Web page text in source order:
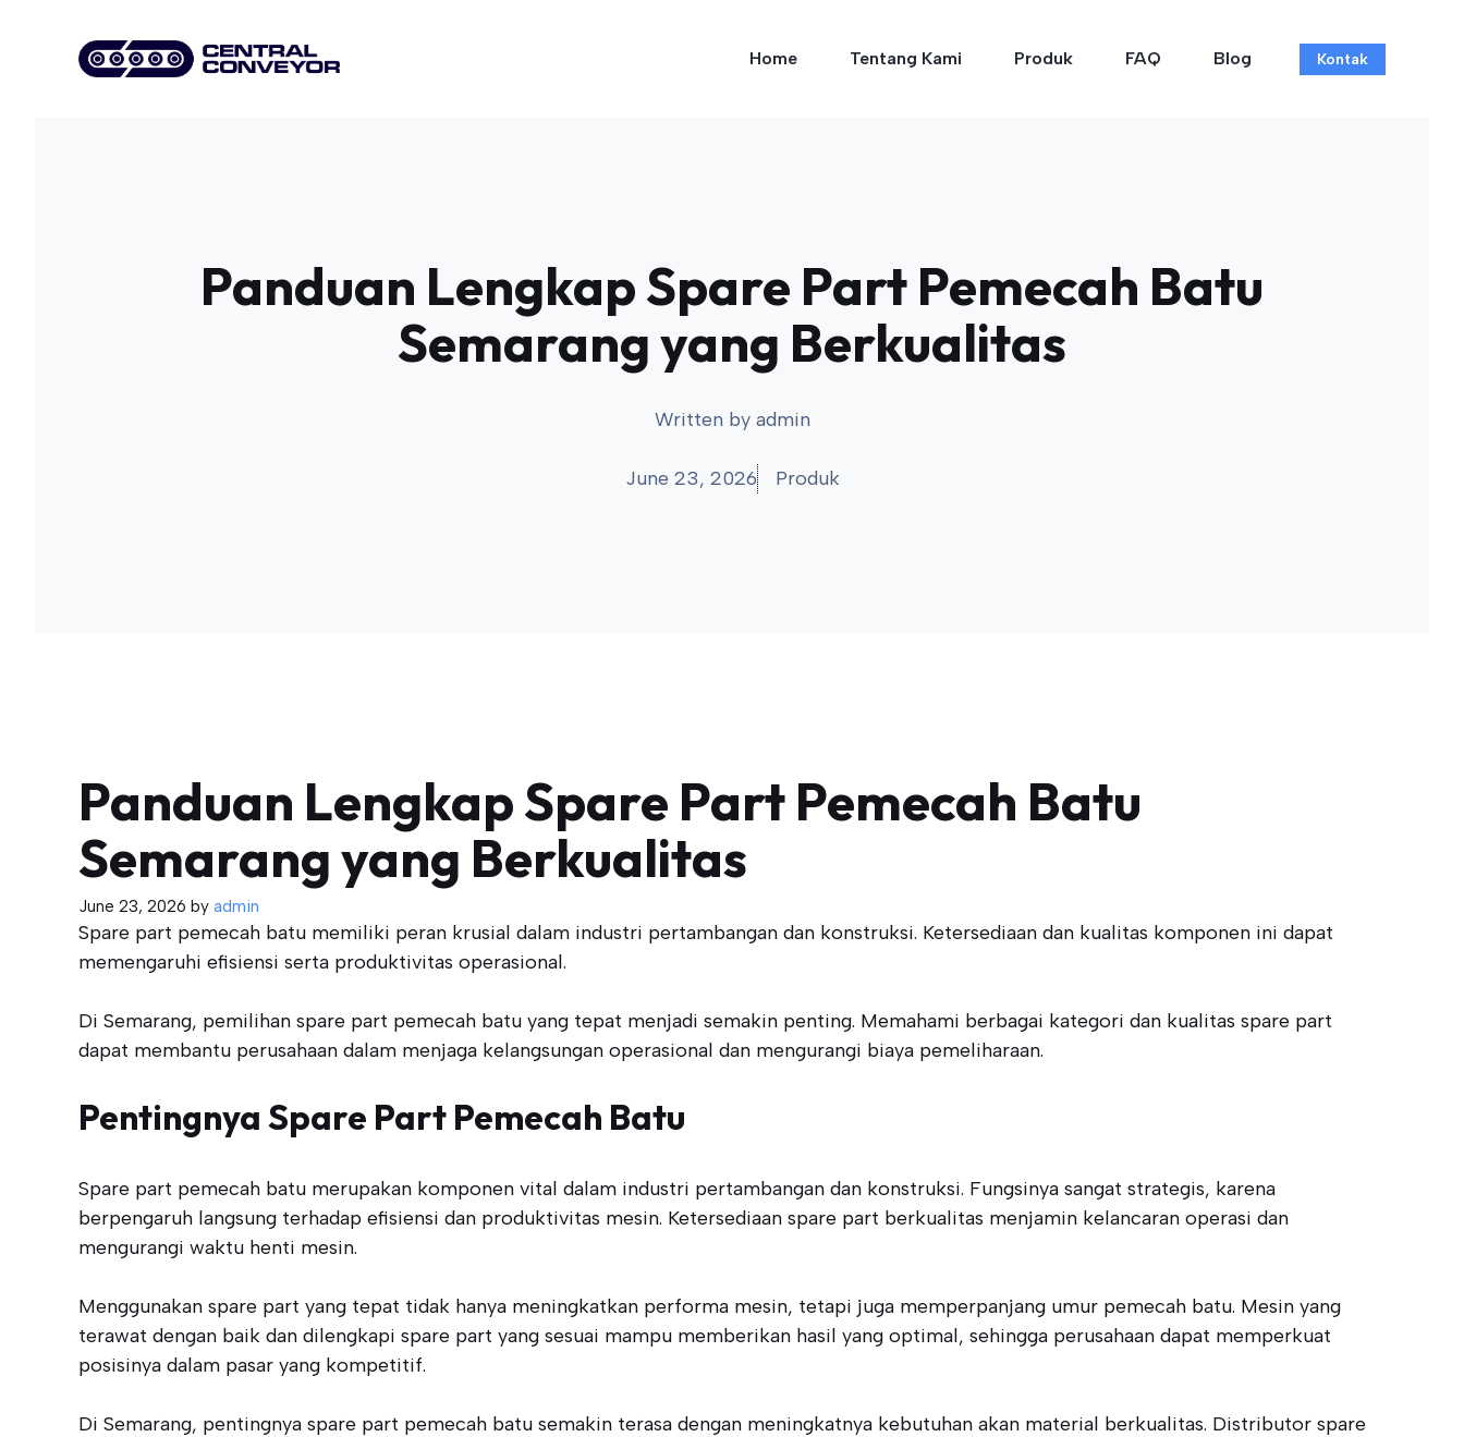
Home Tentang Kami Produk FAQ Blog Kontak
Panduan Lengkap Spare Part Pemecah Batu
Semarang yang Berkualitas
Written by admin
June 23, 2026 Produk
Panduan Lengkap Spare Part Pemecah Batu
Semarang yang Berkualitas
June 23, 2026 by admin
Spare part pemecah batu memiliki peran krusial dalam industri pertambangan dan konstruksi. Ketersediaan dan kualitas komponen ini dapat
memengaruhi efisiensi serta produktivitas operasional.
Di Semarang, pemilihan spare part pemecah batu yang tepat menjadi semakin penting. Memahami berbagai kategori dan kualitas spare part
dapat membantu perusahaan dalam menjaga kelangsungan operasional dan mengurangi biaya pemeliharaan.
Pentingnya Spare Part Pemecah Batu
Spare part pemecah batu merupakan komponen vital dalam industri pertambangan dan konstruksi. Fungsinya sangat strategis, karena
berpengaruh langsung terhadap efisiensi dan produktivitas mesin. Ketersediaan spare part berkualitas menjamin kelancaran operasi dan
mengurangi waktu henti mesin.
Menggunakan spare part yang tepat tidak hanya meningkatkan performa mesin, tetapi juga memperpanjang umur pemecah batu. Mesin yang
terawat dengan baik dan dilengkapi spare part yang sesuai mampu memberikan hasil yang optimal, sehingga perusahaan dapat memperkuat
posisinya dalam pasar yang kompetitif.
Di Semarang, pentingnya spare part pemecah batu semakin terasa dengan meningkatnya kebutuhan akan material berkualitas. Distributor spare